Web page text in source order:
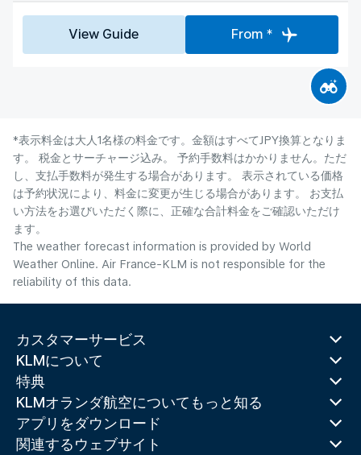
View Guide From *
*表示料金は大人1名様の料金です。金額はすべてJPY換算となりま
す。 税金とサーチャージ込み。 予約手数料はかかりません。ただ
し、支払手数料が発生する場合があります。 表示されている価格
は予約状況により、料金に変更が生じる場合があります。 お支払
い方法をお選びいただく際に、正確な合計料金をご確認いただけ
ます。
The weather forecast information is provided by World
Weather Online. Air France-KLM is not responsible for the
reliability of this data.
カスタマーサービス
KLMについて
特典
KLMオランダ航空についてもっと知る
アプリをダウンロード
関連するウェブサイト